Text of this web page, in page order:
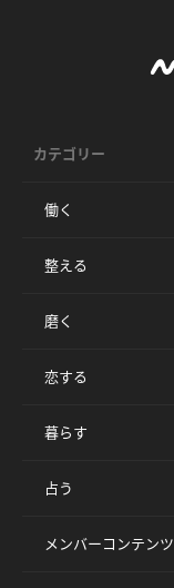
カテゴリー
働く
整える
磨く
恋する
暮らす
占う
メンバーコンテンツ